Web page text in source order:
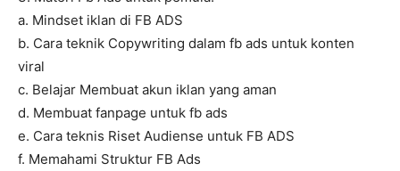
a. Mindset iklan di FB ADS
b. Cara teknik Copywriting dalam fb ads untuk konten
viral
c. Belajar Membuat akun iklan yang aman
d. Membuat fanpage untuk fb ads
e. Cara teknis Riset Audiense untuk FB ADS
f. Memahami Struktur FB Ads